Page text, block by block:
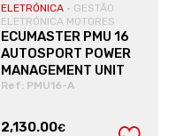
ELETRÓNICA · GESTÃO
ELETRÓNICA MOTORES
ECUMASTER PMU 16
AUTOSPORT POWER
MANAGEMENT UNIT
Ref: PMU16-A
2,130.00€